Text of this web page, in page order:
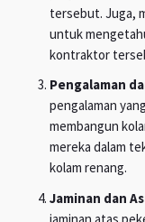
tersebut. Juga,
untuk
kontraktor
Pengalaman
pengalaman
membangun
mereka dalam
kolam renang.
Jaminan dan